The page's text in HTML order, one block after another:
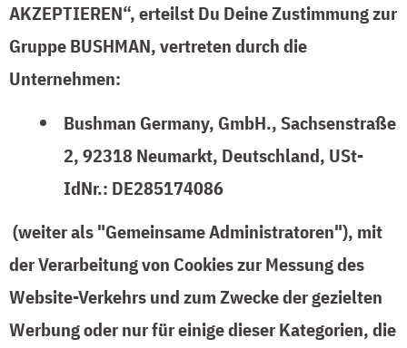
AKZEPTIEREN“, erteilst Du Deine Zustimmung zur
Gruppe BUSHMAN, vertreten durch die
Unternehmen:
Bushman Germany, GmbH., Sachsenstraße
2, 92318 Neumarkt, Deutschland, USt-
IdNr.: DE285174086
(weiter als "Gemeinsame Administratoren"), mit
der Verarbeitung von Cookies zur Messung des
Website-Verkehrs und zum Zwecke der gezielten
Werbung oder nur für einige dieser Kategorien, die